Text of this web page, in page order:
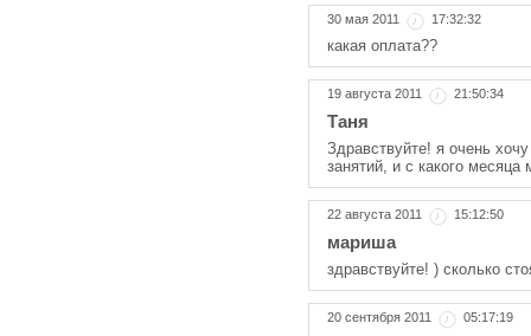
30 мая 2011 17:32:32
какая оплата??
19 августа 2011 21:50:34
Таня
Здравствуйте! я очень
занятий, и с какого
22 августа 2011 15:12:50
мариша
здравствуйте! ) сколько
20 сентября 2011 05:17:19